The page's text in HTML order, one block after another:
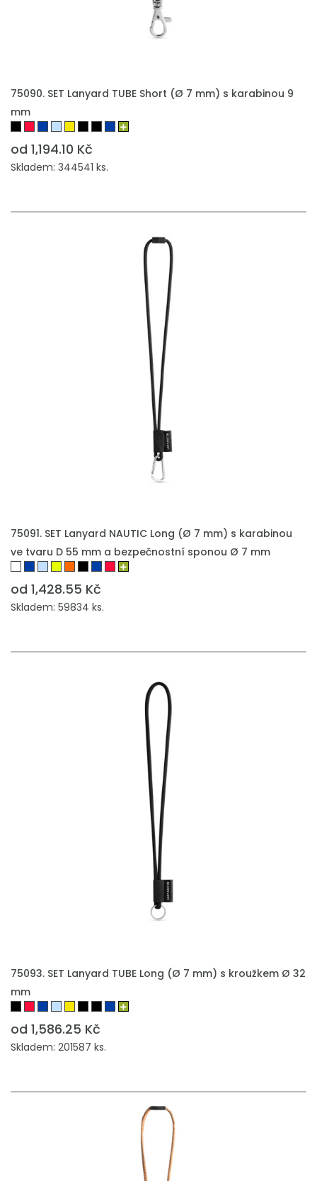
75090. SET Lanyard TUBE Short (Ø 7 mm) s karabinou 9
mm
od 1,194.10 Kč
Skladem: 344541 ks.
75091. SET Lanyard NAUTIC Long (Ø 7 mm) s karabinou
ve tvaru D 55 mm a bezpečnostní sponou Ø 7 mm
od 1,428.55 Kč
Skladem: 59834 ks.
75093. SET Lanyard TUBE Long (Ø 7 mm) s kroužkem Ø 32
mm
od 1,586.25 Kč
Skladem: 201587 ks.